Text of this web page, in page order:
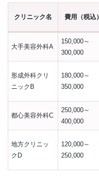
クリニック名 費用（税込）
大手美容外科A
150,000～
300,000
形成外科クリ
ニックB
180,000～
350,000
都心美容外科C
250,000～
400,000
地方クリニッ
クD
120,000～
250,000